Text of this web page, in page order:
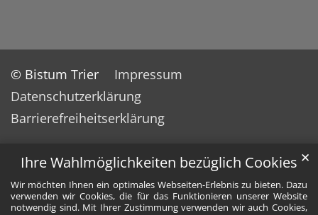
Ihre Wahlmöglichkeiten bezüglich Cookies
Wir möchten Ihnen ein optimales Webseiten-Erlebnis zu bieten. Dazu
verwenden wir Cookies, die für das Funktionieren unserer Website
notwendig sind. Mit Ihrer Zustimmung verwenden wir auch Cookies,
✕
© Bistum Trier
Impressum
Datenschutzerklärung
Barrierefreiheitserklärung